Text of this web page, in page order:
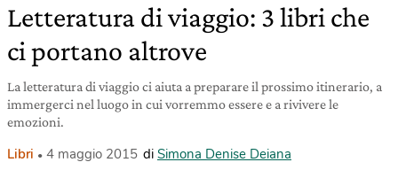
Letteratura di viaggio: 3 libri che
ci portano altrove
La letteratura di viaggio ci aiuta a preparare il prossimo itinerario, a
immergerci nel luogo in cui vorremmo essere e a rivivere le
emozioni.
Libri 4 maggio 2015 di Simona Denise Deiana